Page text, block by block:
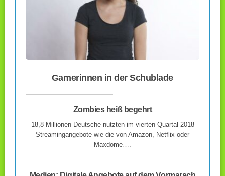
Gamerinnen in der Schublade
Zombies heiß begehrt
18,8 Millionen Deutsche nutzten im vierten Quartal 2018
Streamingangebote wie die von Amazon, Netflix oder
Maxdome….